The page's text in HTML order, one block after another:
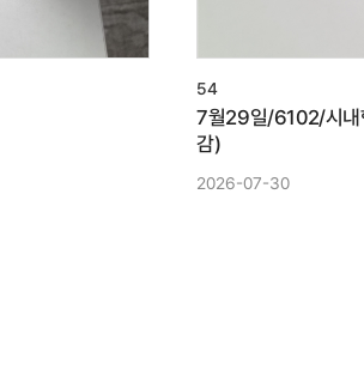
54
7월29일/6102/시내
감)
2026-07-30